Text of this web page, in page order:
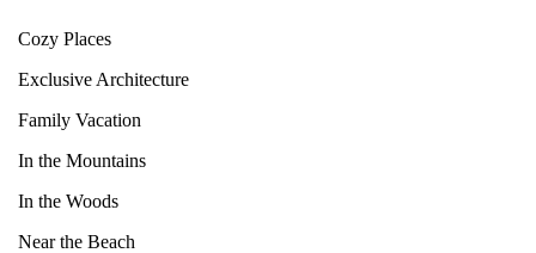
Cozy Places
Exclusive Architecture
Family Vacation
In the Mountains
In the Woods
Near the Beach